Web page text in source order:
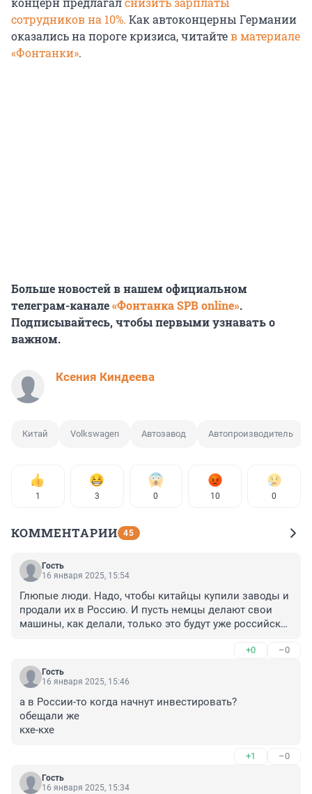
сотрудников на 10%. Как автоконцерны Германии
оказались на пороге кризиса, читайтев материале
«Фонтанки».
Больше новостей в нашем официальном
телеграм-канале«Фонтанка SPB online».
Подписывайтесь, чтобы первыми узнавать о
важном.
Ксения Киндеева
Китай Volkswagen Автозавод Автопроизводитель
1 3 0 10 0
КОММЕНТАРИИ 45
Гость
16 января 2025, 15:54
Глюпые люди. Надо, чтобы китайцы купили заводы и
продали их в Россию. И пусть немцы делают свои
машины, как делали, только это будут уже российские
+0 –0
Гость
16 января 2025, 15:46
а в России-то когда начнут инвестировать?
обещали же
кхе-кхе
+1 –0
Гость
16 января 2025, 15:34